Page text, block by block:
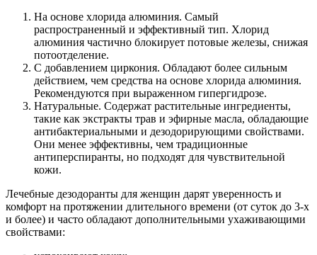
На основе хлорида алюминия. Самый
распространенный и эффективный тип. Хлорид
алюминия частично блокирует потовые железы, снижая
потоотделение.
С добавлением циркония. Обладают более сильным
действием, чем средства на основе хлорида алюминия.
Рекомендуются при выраженном гипергидрозе.
Натуральные. Содержат растительные ингредиенты,
такие как экстракты трав и эфирные масла, обладающие
антибактериальными и дезодорирующими свойствами.
Они менее эффективны, чем традиционные
антиперспиранты, но подходят для чувствительной
кожи.
Лечебные дезодоранты для женщин дарят уверенность и
комфорт на протяжении длительного времени (от суток до 3-х
и более) и часто обладают дополнительными ухаживающими
свойствами: